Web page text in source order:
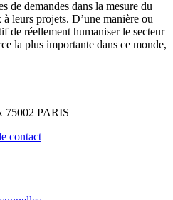
de demandes dans la mesure du
leurs projets. D’une manière ou
de réellement humaniser le secteur
la plus importante dans ce monde,
75002 PARIS
contact